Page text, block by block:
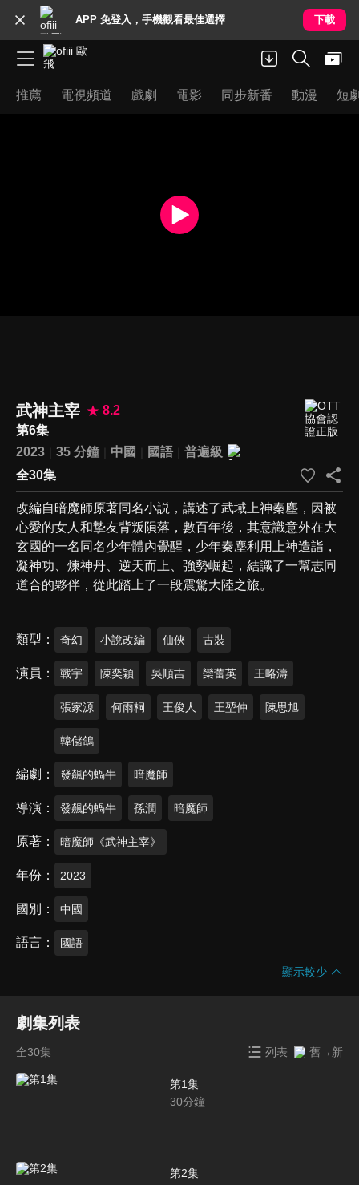
APP 免登入，手機觀看最佳選擇 下載
推薦 電視頻道 戲劇 電影 同步新番 動漫 短
武神主宰
8.2
第6集
2023
35 分鐘 中國 國語
普遍級
全30集
改編自暗魔師原著同名小説，講述了武域上神秦塵，因被
心愛的女人和摯友背叛隕落，數百年後，其意識意外在大
玄國的一名同名少年體內覺醒，少年秦塵利用上神造詣，
凝神功、煉神丹、逆天而上、強勢崛起，結識了一幫志同
道合的夥伴，從此踏上了一段震驚大陸之旅。
類型 奇幻 小說改編 仙俠 古裝
演員 戰宇 陳奕穎 吳順吉 欒蕾英 王略濤
張家源 何雨桐 王俊人 王堃仲 陳思旭
韓儲鴿
編劇 發飆的蝸牛 暗魔師
導演 發飆的蝸牛 孫潤 暗魔師
原著 暗魔師《武神主宰》
年份 2023
國別 中國
語言 國語
顯示較少
劇集列表
全30集 列表 舊→新
第1集
30分鐘
第2集